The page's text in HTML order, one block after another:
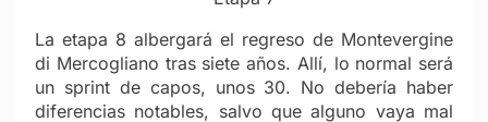
La etapa 8 albergará el regreso de Montevergine
di Mercogliano tras siete años. Allí, lo normal será
un sprint de capos, unos 30. No debería haber
diferencias notables, salvo que alguno vaya mal